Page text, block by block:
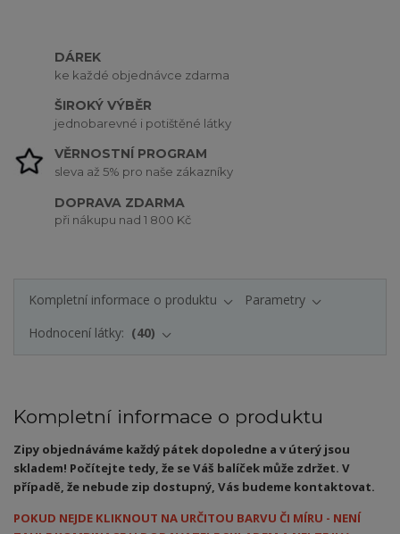
DÁREK
ke každé objednávce zdarma
ŠIROKÝ VÝBĚR
jednobarevné i potištěné látky
VĚRNOSTNÍ PROGRAM
sleva až 5% pro naše zákazníky
DOPRAVA ZDARMA
při nákupu nad 1 800 Kč
Kompletní informace o produktu
Parametry
Hodnocení látky:
40
Kompletní informace o produktu
Zipy objednáváme každý pátek dopoledne a v úterý jsou
skladem! Počítejte tedy, že se Váš balíček může zdržet. V
případě, že nebude zip dostupný, Vás budeme kontaktovat.
POKUD NEJDE KLIKNOUT NA URČITOU BARVU ČI MÍRU - NENÍ